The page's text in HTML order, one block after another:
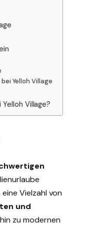
Yelloh Village
Village?
Vielzahl von
und
zu modernen